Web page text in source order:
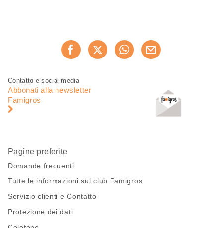
Consiglia ora
Piè
pagina
Navigazione
pagina
Contatto e social media
Abbonati alla newsletter
Famigros
Pagine preferite
Domande frequenti
Tutte le informazioni sul club Famigros
Servizio clienti e Contatto
Protezione dei dati